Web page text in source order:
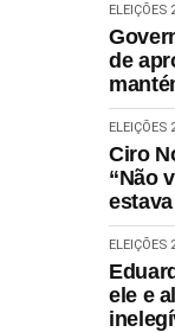
ELEIÇÕES
de
ELEIÇÕES
Ciro
“Não
ELEIÇÕES
ele e